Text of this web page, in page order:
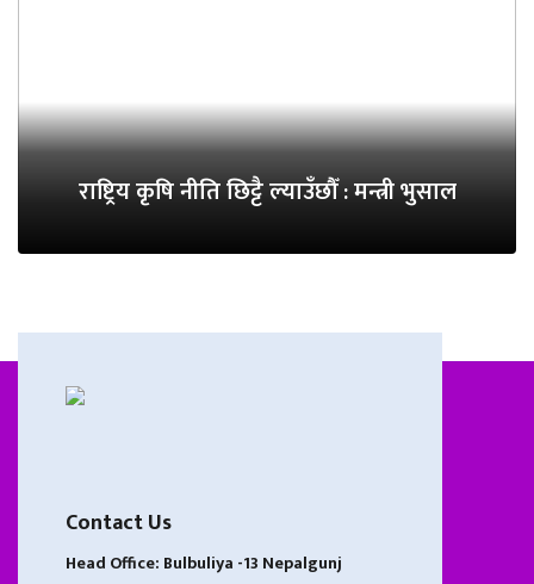
राष्ट्रिय कृषि नीति छिट्टै ल्याउँछौँ : मन्त्री भुसाल
Contact Us
Head Office: Bulbuliya -13 Nepalgunj